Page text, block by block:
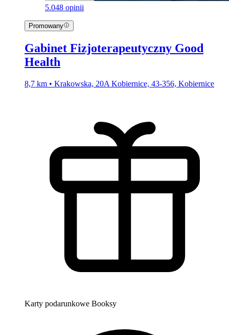
5.048 opinii
Promowany
Gabinet Fizjoterapeutyczny Good
Health
8,7 km • Krakowska, 20A Kobiernice, 43-356, Kobiernice
Karty podarunkowe Booksy